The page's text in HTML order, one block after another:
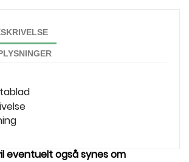
eventuelt også synes om